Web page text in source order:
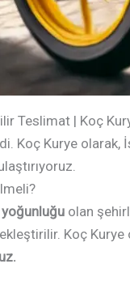
Teslimat | Koç
Koç Kurye olarak,
olan
Koç